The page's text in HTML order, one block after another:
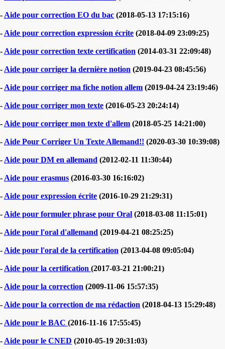
- Aide pour correction EO du bac (2018-05-13 17:15:16)
- Aide pour correction expression écrite (2018-04-09 23:09:25)
- Aide pour correction texte certification (2014-03-31 22:09:48)
- Aide pour corriger la dernière notion (2019-04-23 08:45:56)
- Aide pour corriger ma fiche notion allem (2019-04-24 23:19:46)
- Aide pour corriger mon texte (2016-05-23 20:24:14)
- Aide pour corriger mon texte d'allem (2018-05-25 14:21:00)
- Aide Pour Corriger Un Texte Allemand!! (2020-03-30 10:39:08)
- Aide pour DM en allemand (2012-02-11 11:30:44)
- Aide pour erasmus (2016-03-30 16:16:02)
- Aide pour expression écrite (2016-10-29 21:29:31)
- Aide pour formuler phrase pour Oral (2018-03-08 11:15:01)
- Aide pour l'oral d'allemand (2019-04-21 08:25:25)
- Aide pour l'oral de la certification (2013-04-08 09:05:04)
- Aide pour la certification (2017-03-21 21:00:21)
- Aide pour la correction (2009-11-06 15:57:35)
- Aide pour la correction de ma rédaction (2018-04-13 15:29:48)
- Aide pour le BAC (2016-11-16 17:55:45)
- Aide pour le CNED (2010-05-19 20:31:03)